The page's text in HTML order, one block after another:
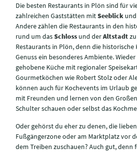
Die besten Restaurants in Plön sind für
zahlreichen Gaststätten mitSeeblick und
Andere zählen die Restaurants in den
rund um dasSchloss und derAltstadt
Restaurants in Plön, denn die historische
Genuss ein besonderes Ambiente.
gehobene Küche mit regionaler
Gourmetköchen wie Robert Stolz oder
können auch für Kochevents im Urlaub
mit Freunden und lernen von den
Schulter schauen oder selbst das
Oder gehörst du eher zu denen, die
Fußgängerzone oder am Marktplatz vor
dem Treiben zuschauen? Auch gut,